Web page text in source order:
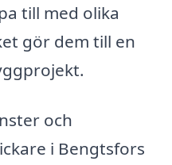
till med olika
gör dem till en
och
i Bengtsfors